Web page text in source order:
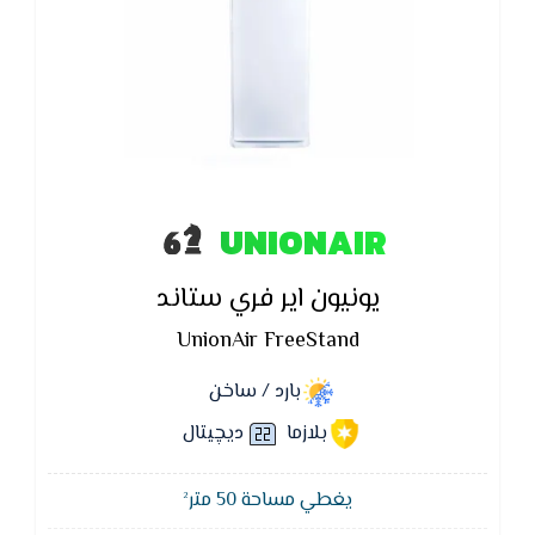
UNIONAIR
يونيون اير فري ستاند
UnionAir FreeStand
بارد / ساخن
بلازما
ديچيتال
يغطي مساحة 50 متر²